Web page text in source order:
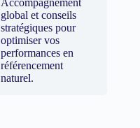
Accompagnement
global et conseils
stratégiques pour
optimiser vos
performances en
référencement
naturel.